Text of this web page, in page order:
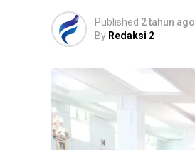
Published 2 tahun ago
By Redaksi 2